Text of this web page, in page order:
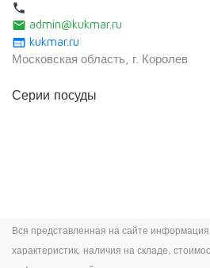
local_phone
email admin@kukmar.ru
web kukmar.ru
Московская область, г. Королев
Серии посуды
Вся представленная на сайте
характеристик, наличия на складе,